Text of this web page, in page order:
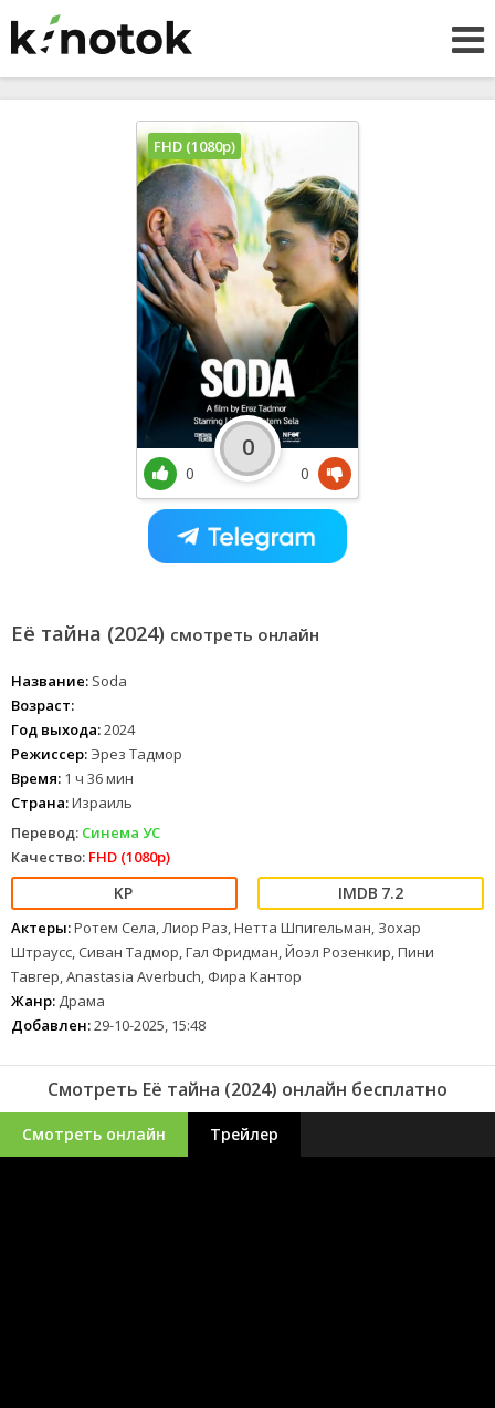
Её тайна (2024) смотреть онлайн
Название: Soda
Возраст:
Год выхода:2024
Режиссер: Эрез Тадмор
Время: 1 ч 36 мин
Страна:Израиль
Перевод: Синема УС
Качество: FHD (1080p)
7.2
Актеры:Ротем Села, Лиор Раз, Нетта Шпигельман, Зохар
Штраусс, Сиван Тадмор, Гал Фридман, Йоэл Розенкир, Пини
Тавгер, Anastasia Averbuch, Фира Кантор
Жанр: Драма
Добавлен:29-10-2025, 15:48
FHD (1080p)
0
0
0
Смотреть Её тайна (2024) онлайн бесплатно
Смотреть онлайн Трейлер